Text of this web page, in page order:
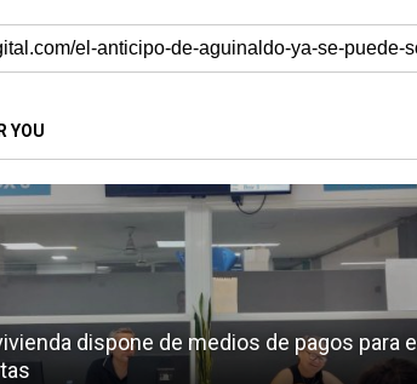
YOU
dispone de medios de pagos para